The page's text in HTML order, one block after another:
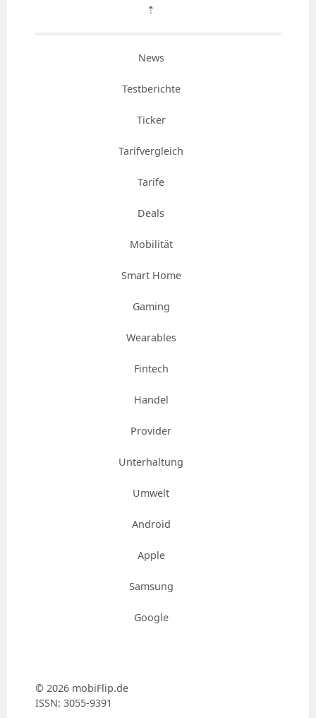
⇡
News
Testberichte
Ticker
Tarifvergleich
Tarife
Deals
Mobilität
Smart Home
Gaming
Wearables
Fintech
Handel
Provider
Unterhaltung
Umwelt
Android
Apple
Samsung
Google
© 2026 mobiFlip.de
ISSN: 3055-9391